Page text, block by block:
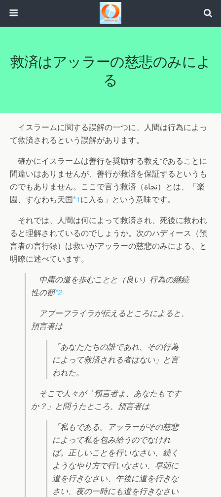
救済はアッラーの慈悲のみによ
る
イスラームに関する誤解の一つに、人間は行為によっ
て救済されるという誤解があります。
確かにイスラームは善行を奨励する教えであることに
間違いはありませんが、善行が救済を保証するというも
のでもありません。ここで言う救済（نجاة）とは、「楽
園、すなわち天国*1に入る」という意味です。
それでは、人間は何によって救済され、死後に救われ
ると理解されているのでしょうか。次のハディース（預
言者の言行録）は救いがアッラーの慈悲のみによる、と
明瞭に述べています。
中庸の道を歩むことと（良い）行為の継続
性の節*2
アブーフライラが伝えるところによると、
預言者は
「あなたたちの誰であれ、その行為
によって救済される者はない」と言
われた。
そこで人々が「預言者よ、あなたもです
か？」と問うたところ、預言者は
「私もである。アッラーがその慈悲
によって私を包み給うのでなけれ
ば。正しいことを行いなさい、続く
ようなやり方で行いなさい、早朝に
道を行きなさい、午後に道を行きな
さい、夜の一時にも道を行きなさい